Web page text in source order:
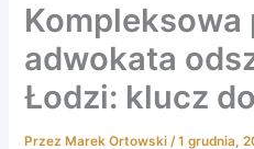
Kompleksowa
adwokata
Łodzi: klucz
Przez Marek Ortowski/1 grudnia,